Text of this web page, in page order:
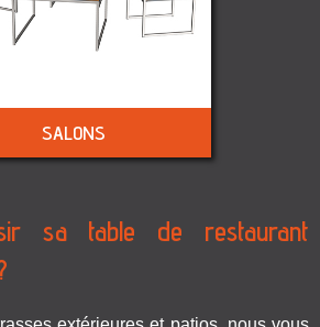
SALONS
sa table de restaurant